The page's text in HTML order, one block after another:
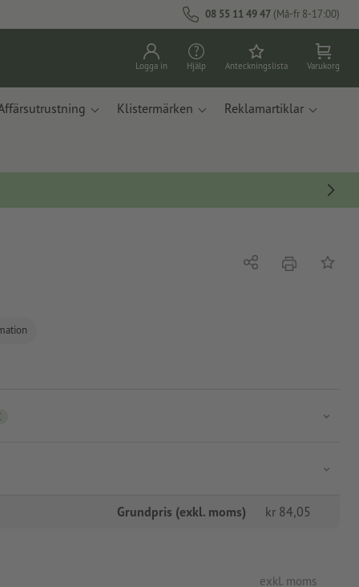
08 55 11 49 47 (Må-fr 8-17:00)
Logga in Hjälp Anteckningslista Varukorg
Klistermärken Reklamartiklar
Dela erbjudande
På
Grundpris (exkl. moms) kr 84,05
exkl. moms